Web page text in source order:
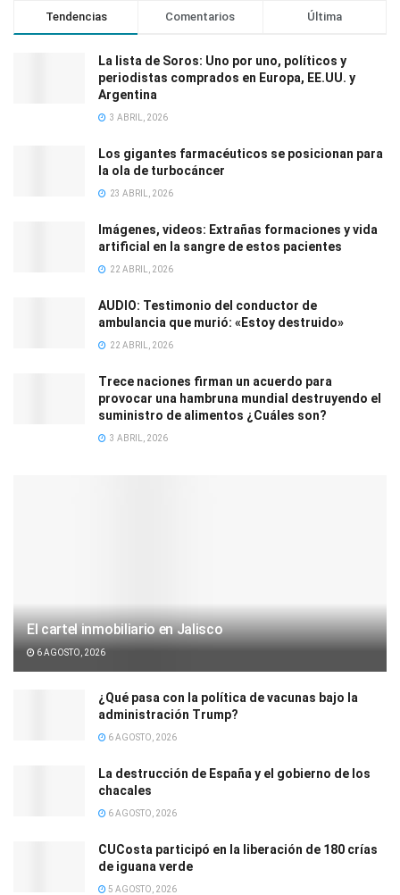
Tendencias Comentarios Última
La lista de Soros: Uno por uno, políticos y
periodistas comprados en Europa, EE.UU. y
Argentina
3 ABRIL, 2026
Los gigantes farmacéuticos se posicionan para
la ola de turbocáncer
23 ABRIL, 2026
Imágenes, videos: Extrañas formaciones y vida
artificial en la sangre de estos pacientes
22 ABRIL, 2026
AUDIO: Testimonio del conductor de
ambulancia que murió: «Estoy destruido»
22 ABRIL, 2026
Trece naciones firman un acuerdo para
provocar una hambruna mundial destruyendo el
suministro de alimentos ¿Cuáles son?
3 ABRIL, 2026
El cartel inmobiliario en Jalisco
6 AGOSTO, 2026
¿Qué pasa con la política de vacunas bajo la
administración Trump?
6 AGOSTO, 2026
La destrucción de España y el gobierno de los
chacales
6 AGOSTO, 2026
CUCosta participó en la liberación de 180 crías
de iguana verde
5 AGOSTO, 2026